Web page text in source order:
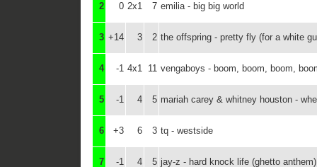
2 0 2x1 7 emilia - big big world
3 +14 3 2 the offspring - pretty fly (for a white
4 -1 4x1 11 vengaboys - boom, boom, boom,
5 -1 4 5 mariah carey & whitney houston -
6 +3 6 3 tq - westside
7 -1 4 5 jay-z - hard knock life (ghetto anthem)